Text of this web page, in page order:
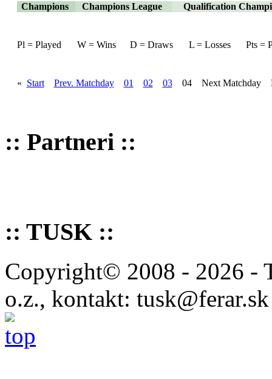
Champions Champions League Qualification
Pl = Played W = Wins D = Draws L = Losses Pts =
« Start Prev. Matchday 01 02 0304 Next Matchday
:: Partneri ::
:: TUSK ::
Copyright© 2008 - 2026 -
o.z., kontakt: